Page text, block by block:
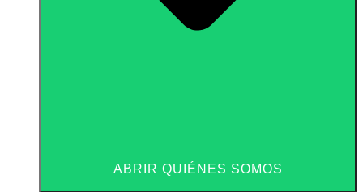
ABRIR QUIÉNES SOMOS